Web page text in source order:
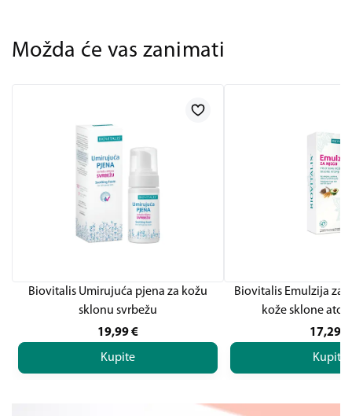
Možda će vas zanimati
Biovitalis Umirujuća pjena za kožu
sklonu svrbežu
19,99€
Kupite
Biovitalis Emulzija za
kože sklone
17,29
Kupite